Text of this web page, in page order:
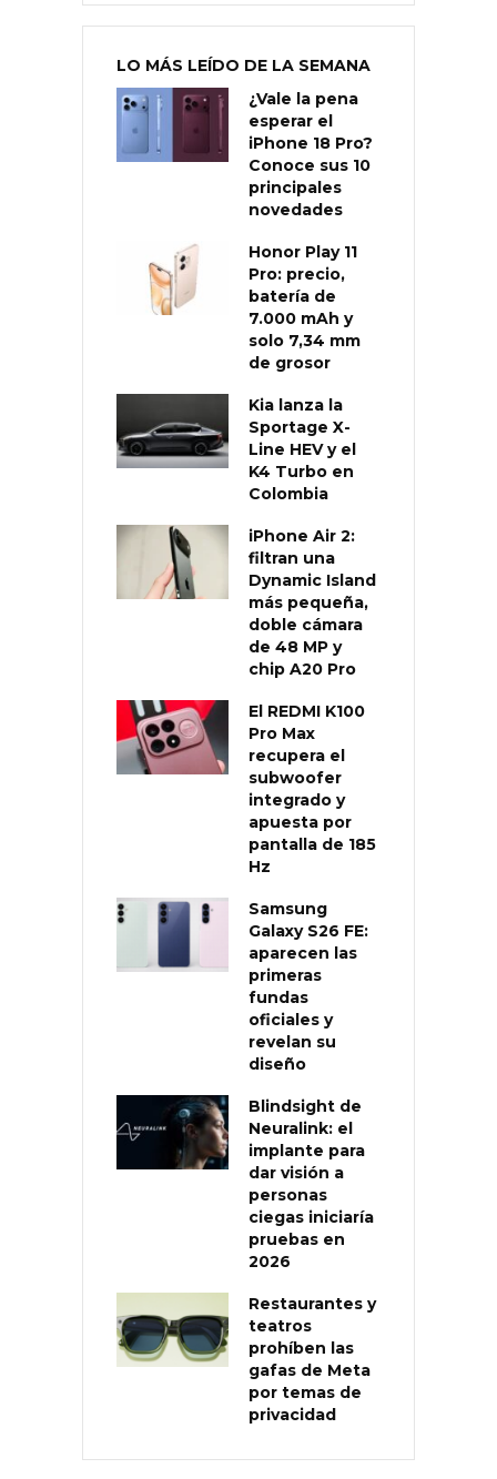
LO MÁS LEÍDO DE LA SEMANA
¿Vale la pena
esperar el
iPhone 18 Pro?
Conoce sus 10
principales
novedades
Honor Play 11
Pro: precio,
batería de
7.000 mAh y
solo 7,34 mm
de grosor
Kia lanza la
Sportage X-
Line HEV y el
K4 Turbo en
Colombia
iPhone Air 2:
filtran una
Dynamic Island
más pequeña,
doble cámara
de 48 MP y
chip A20 Pro
El REDMI K100
Pro Max
recupera el
subwoofer
integrado y
apuesta por
pantalla de 185
Hz
Samsung
Galaxy S26 FE:
aparecen las
primeras
fundas
oficiales y
revelan su
diseño
Blindsight de
Neuralink: el
implante para
dar visión a
personas
ciegas iniciaría
pruebas en
2026
Restaurantes y
teatros
prohíben las
gafas de Meta
por temas de
privacidad